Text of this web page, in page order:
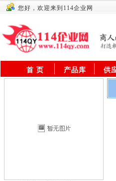
您好，欢迎来到114企业网
首 页 产品库 供